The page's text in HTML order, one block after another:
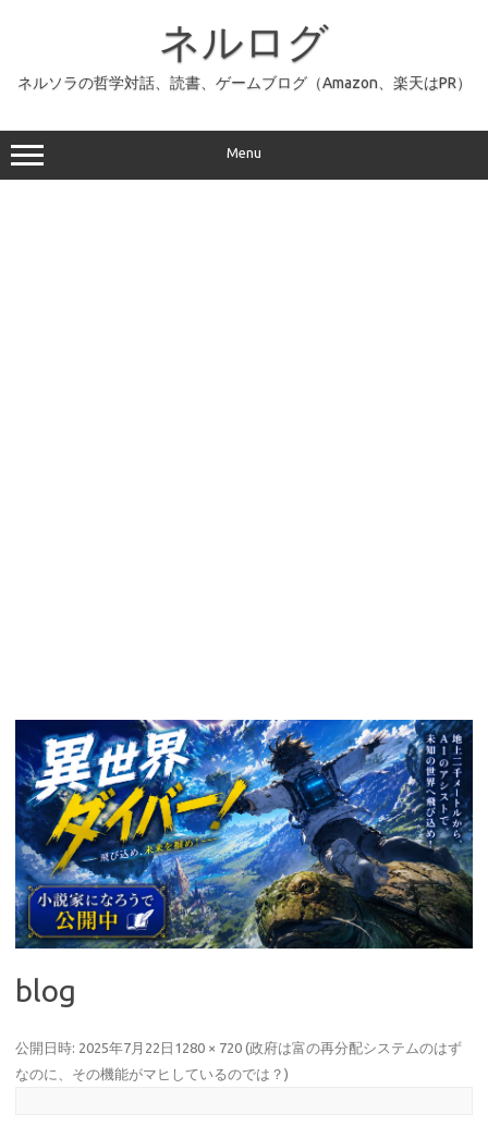
ッ
プ
ネルログ
ネルソラの哲学対話、読書、ゲームブログ（Amazon、楽天はPR）
Menu
blog
公開日時: 2025年7月22日 1280 × 720 (政府は富の再分配システムのはず
なのに、その機能がマヒしているのでは？ )